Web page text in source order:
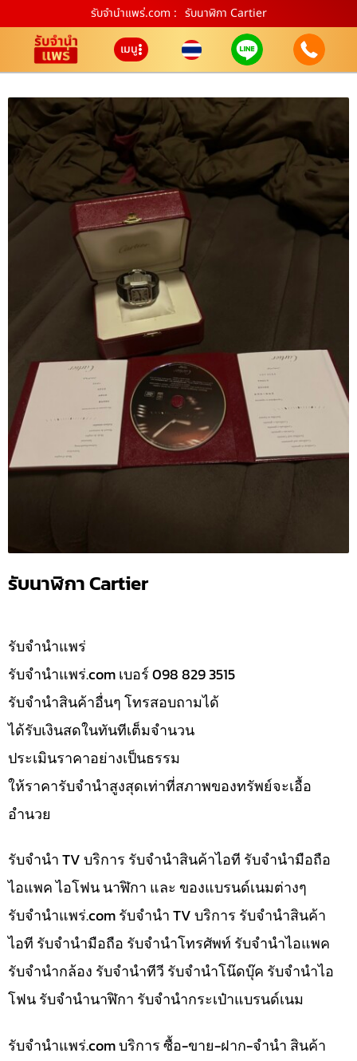
รับจํานําแพร่.com : รับนาฬิกา Cartier
เมนู
รับนาฬิกา Cartier
รับจํานำแพร่
รับจํานําแพร่.com เบอร์ 098 829 3515
รับจำนำสินค้าอื่นๆ โทรสอบถามได้
ได้รับเงินสดในทันทีเต็มจำนวน
ประเมินราคาอย่างเป็นธรรม
ให้ราคารับจำนำสูงสุดเท่าที่สภาพของทรัพย์จะเอื้อ
อำนวย
รับจำนำ TV บริการ รับจำนำสินค้าไอที รับจำนำมือถือ
ไอแพค ไอโฟน นาฬิกา และ ของแบรนด์เนมต่างๆ
รับจํานําแพร่.com รับจำนำ TV บริการ รับจำนำสินค้า
ไอที รับจำนำมือถือ รับจำนำโทรศัพท์ รับจำนำไอแพค
รับจำนำกล้อง รับจำนำทีวี รับจำนำโน๊ดบุ๊ค รับจำนำไอ
โฟน รับจำนำนาฬิกา รับจำนำกระเป๋าแบรนด์เนม
รับจํานําแพร่.com บริการ ซื้อ-ขาย-ฝาก-จำนำ สินค้า